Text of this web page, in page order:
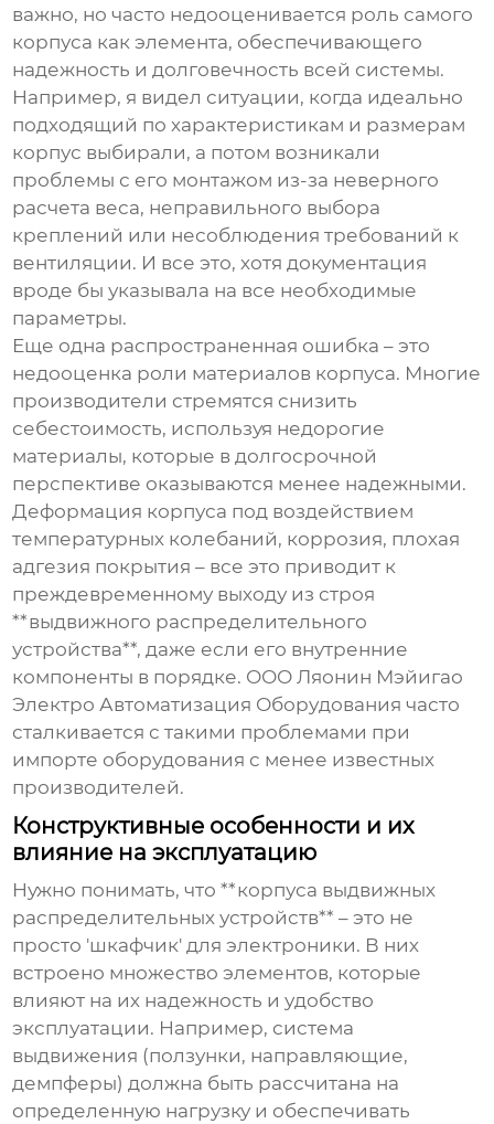
важно, но часто недооценивается роль самого
корпуса как элемента, обеспечивающего
надежность и долговечность всей системы.
Например, я видел ситуации, когда идеально
подходящий по характеристикам и размерам
корпус выбирали, а потом возникали
проблемы с его монтажом из-за неверного
расчета веса, неправильного выбора
креплений или несоблюдения требований к
вентиляции. И все это, хотя документация
вроде бы указывала на все необходимые
параметры.
Еще одна распространенная ошибка – это
недооценка роли материалов корпуса. Многие
производители стремятся снизить
себестоимость, используя недорогие
материалы, которые в долгосрочной
перспективе оказываются менее надежными.
Деформация корпуса под воздействием
температурных колебаний, коррозия, плохая
адгезия покрытия – все это приводит к
преждевременному выходу из строя
**выдвижного распределительного
устройства**, даже если его внутренние
компоненты в порядке. ООО Ляонин Мэйигао
Электро Автоматизация Оборудования часто
сталкивается с такими проблемами при
импорте оборудования с менее известных
производителей.
Конструктивные особенности и их
влияние на эксплуатацию
Нужно понимать, что **корпуса выдвижных
распределительных устройств** – это не
просто 'шкафчик' для электроники. В них
встроено множество элементов, которые
влияют на их надежность и удобство
эксплуатации. Например, система
выдвижения (ползунки, направляющие,
демпферы) должна быть рассчитана на
определенную нагрузку и обеспечивать